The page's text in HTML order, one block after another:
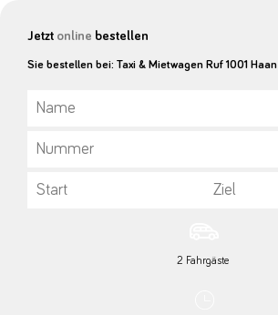
Jetzt online bestellen
Sie bestellen bei: Taxi & Mietwagen Ruf 1001 Haan